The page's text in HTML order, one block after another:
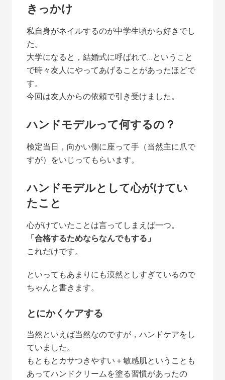
きっかけ
私自身がネイルするのが中学生頃から好きでし
た。
大学になると，結婚式に呼ばれて…ということ
で時々友人にやってあげることがあったほどで
す。
今回は友人からの依頼で引き受けました。
ハンドモデルって何するの？
検定当日，向かい側に座って手（当然主に爪で
すが）をいじってもらいます。
ハンドモデルとして心がけてい
たこと
心がけていたことは言ってしまえば一つ。
「合格するためならなんでもする」
これだけです。
といってもあまりにも漠然としすぎているので
ちゃんと書きます。
とにかくケアする
当然といえば当然なのですが，ハンドケアをし
ていました。
もともとカサつきやすい＋敏感肌ということも
あってハンドクリームを塗る習慣があったの